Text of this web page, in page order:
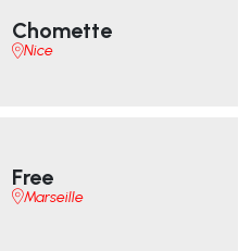
Chomette
Nice
Free
Marseille